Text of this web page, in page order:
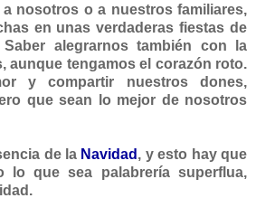
nosotros o a nuestros familiares,
en unas verdaderas fiestas de
alegrarnos también con la
aunque tengamos el corazón roto.
y compartir nuestros dones,
que sean lo mejor de nosotros
de la Navidad , y esto hay que
lo que sea palabrería superflua,